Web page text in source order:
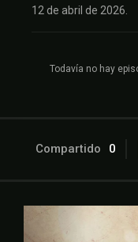
12 de abril de 2026.
Todavía no hay
Compartido 0